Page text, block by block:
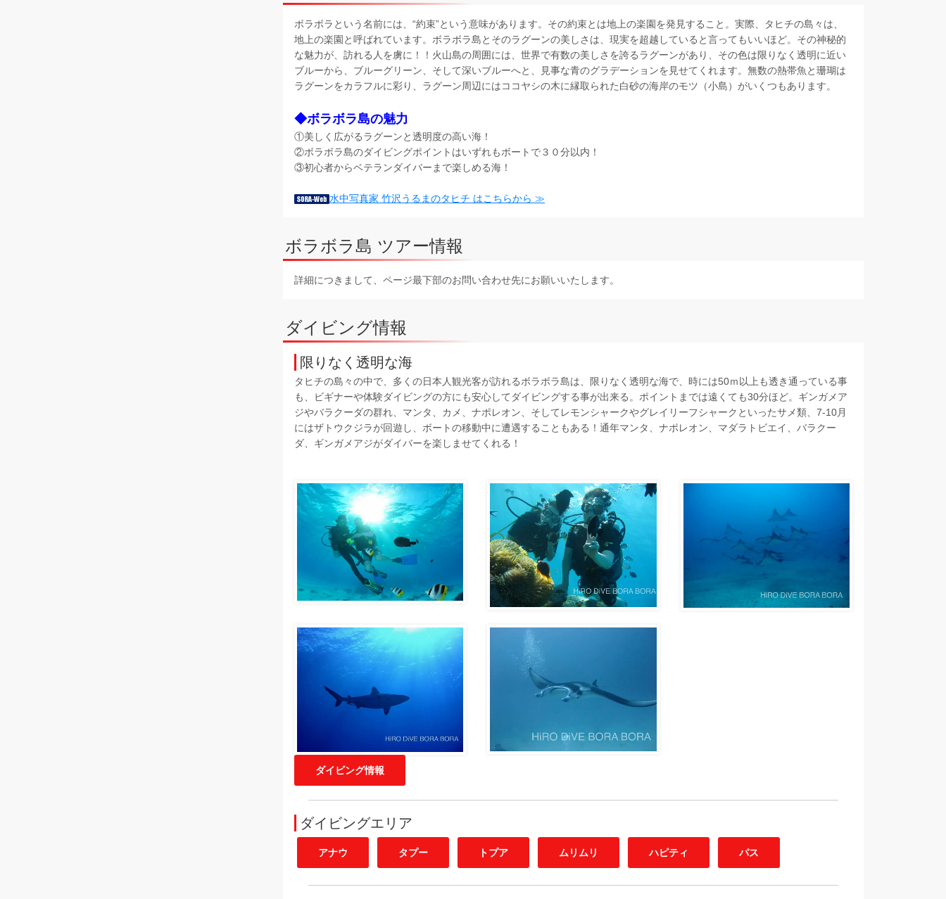
ボラボラという名前には、“約束”という意味があります。その約束とは地上の楽園を発見すること。実際、タヒチの島々は、
地上の楽園と呼ばれています。ボラボラ島とそのラグーンの美しさは、現実を超越していると言ってもいいほど。その神秘的
な魅力が、訪れる人を虜に！！火山島の周囲には、世界で有数の美しさを誇るラグーンがあり、その色は限りなく透明に近い
ブルーから、ブルーグリーン、そして深いブルーへと、見事な青のグラデーションを見せてくれます。無数の熱帯魚と珊瑚は
ラグーンをカラフルに彩り、ラグーン周辺にはココヤシの木に縁取られた白砂の海岸のモツ（小島）がいくつもあります。
◆ボラボラ島の魅力
①美しく広がるラグーンと透明度の高い海！
②ボラボラ島のダイビングポイントはいずれもボートで３０分以内！
③初心者からベテランダイバーまで楽しめる海！
水中写真家 竹沢うるまのタヒチ はこちらから ≫
ボラボラ島 ツアー情報
詳細につきまして、ページ最下部のお問い合わせ先にお願いいたします。
ダイビング情報
限りなく透明な海
タヒチの島々の中で、多くの日本人観光客が訪れるボラボラ島は、限りなく透明な海で、時には50ｍ以上も透き通っている事
も、ビギナーや体験ダイビングの方にも安心してダイビングする事が出来る。ポイントまでは遠くても30分ほど。ギンガメア
ジやバラクーダの群れ、マンタ、カメ、ナポレオン、そしてレモンシャークやグレイリーフシャークといったサメ類、7-10月
にはザトウクジラが回遊し、ボートの移動中に遭遇することもある！通年マンタ、ナポレオン、マダラトビエイ、バラクー
ダ、ギンガメアジがダイバーを楽しませてくれる！
ダイビング情報
ダイビングエリア
アナウ タプー トプア ムリムリ ハピティ パス